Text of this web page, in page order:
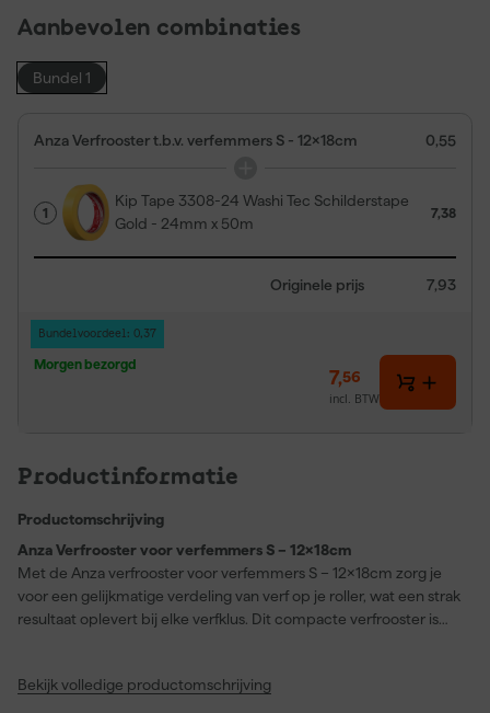
Aanbevolen combinaties
Bundel 1
Anza Verfrooster t.b.v. verfemmers S - 12x18cm 0,55
1
Kip Tape 3308-24 Washi Tec Schilderstape
Gold - 24mm x 50m
7,38
Originele prijs 7,93
Bundelvoordeel: 0,37
Morgen bezorgd
7,56
incl. BTW
Productinformatie
Productomschrijving
Anza Verfrooster voor verfemmers S – 12x18cm
Met de Anza verfrooster voor verfemmers S – 12x18cm zorg je
voor een gelijkmatige verdeling van verf op je roller, wat een strak
resultaat oplevert bij elke verfklus. Dit compacte verfrooster is
af, zodat je niet te veel verf aanbrengt en je werk netjes blijft. Het
Bekijk volledige productomschrijving